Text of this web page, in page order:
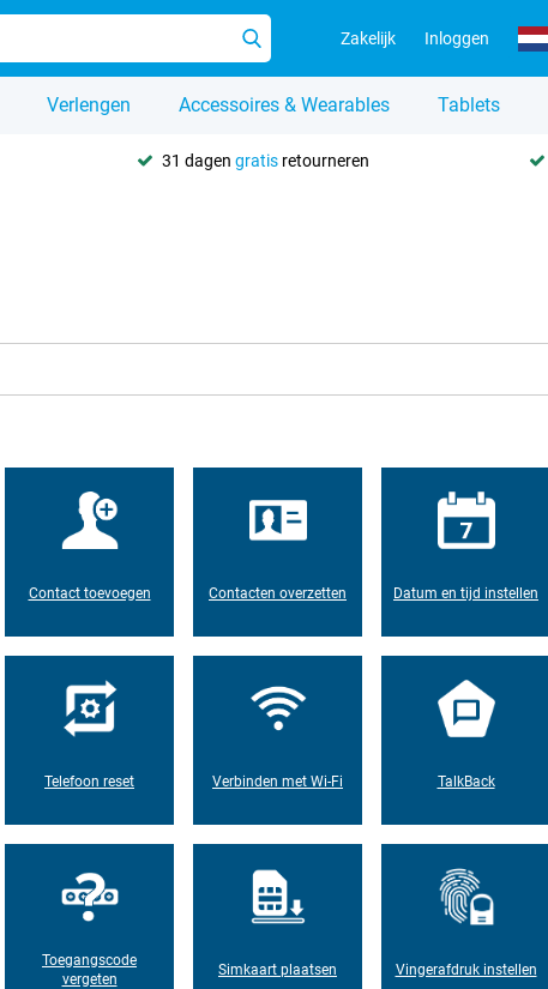
Zakelijk Inloggen
Verlengen Accessoires & Wearables Tablets
31 dagen gratisretourneren
Contact toevoegen Contacten overzetten Datum en tijd instellen
Telefoon reset Verbinden met Wi-Fi TalkBack
Toegangscode
vergeten
Simkaart plaatsen Vingerafdruk instellen